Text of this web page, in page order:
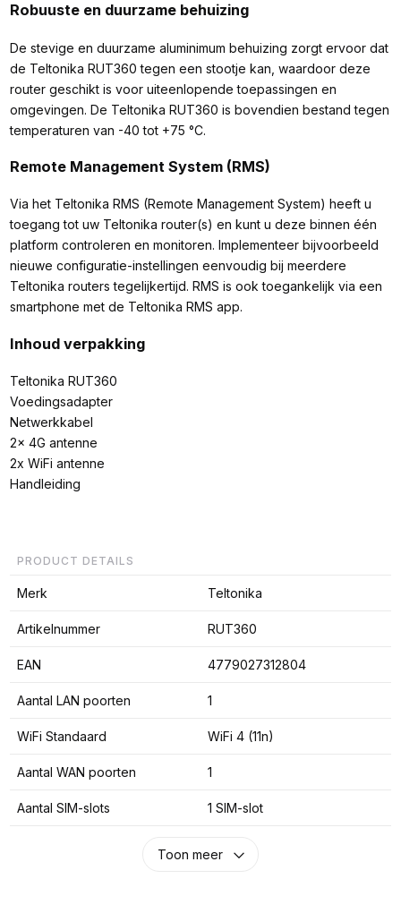
Robuuste en duurzame behuizing
De stevige en duurzame aluminimum behuizing zorgt ervoor dat
de Teltonika RUT360 tegen een stootje kan, waardoor deze
router geschikt is voor uiteenlopende toepassingen en
omgevingen. De Teltonika RUT360 is bovendien bestand tegen
temperaturen van -40 tot +75 °C.
Remote Management System (RMS)
Via het Teltonika RMS (Remote Management System) heeft u
toegang tot uw Teltonika router(s) en kunt u deze binnen één
platform controleren en monitoren. Implementeer bijvoorbeeld
nieuwe configuratie-instellingen eenvoudig bij meerdere
Teltonika routers tegelijkertijd. RMS is ook toegankelijk via een
smartphone met de Teltonika RMS app.
Inhoud verpakking
Teltonika RUT360
Voedingsadapter
Netwerkkabel
2x 4G antenne
2x WiFi antenne
Handleiding
PRODUCT DETAILS
Merk Teltonika
Artikelnummer RUT360
EAN 4779027312804
Aantal LAN poorten 1
WiFi Standaard WiFi 4 (11n)
Aantal WAN poorten 1
Aantal SIM-slots 1 SIM-slot
Toon meer